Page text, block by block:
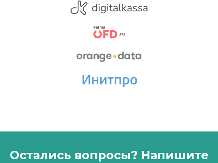
Остались вопросы? Напишите